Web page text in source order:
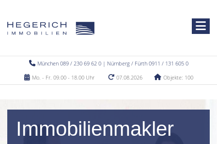
München 089 / 230 69 62 0 | Nürnberg / Fürth 0911 / 131 605 0
Mo. - Fr. 09.00 - 18.00 Uhr
07.08.2026 Objekte: 100
Immobilienmakler